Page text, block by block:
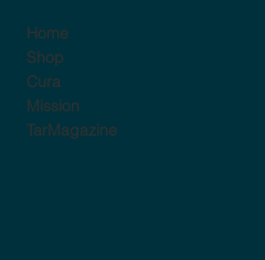
Home
Shop
Cura
Mission
TarMagazine